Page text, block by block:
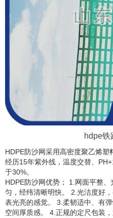
hdpe铁
HDPE防沙网采用高密度聚乙烯塑
经历15年紫外线，温度交替、
于30%。
HDPE防沙网优势； 1.网面平整
匀，经纬清晰明快。 2.光洁度好
表光亮的感觉。 3.柔韧适中、有
空间厚质感。 4.正规的定尺包装